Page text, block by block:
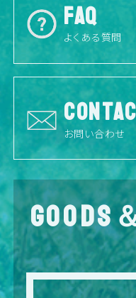
FAQ
よくある質問
お問い合わせ
GOODS